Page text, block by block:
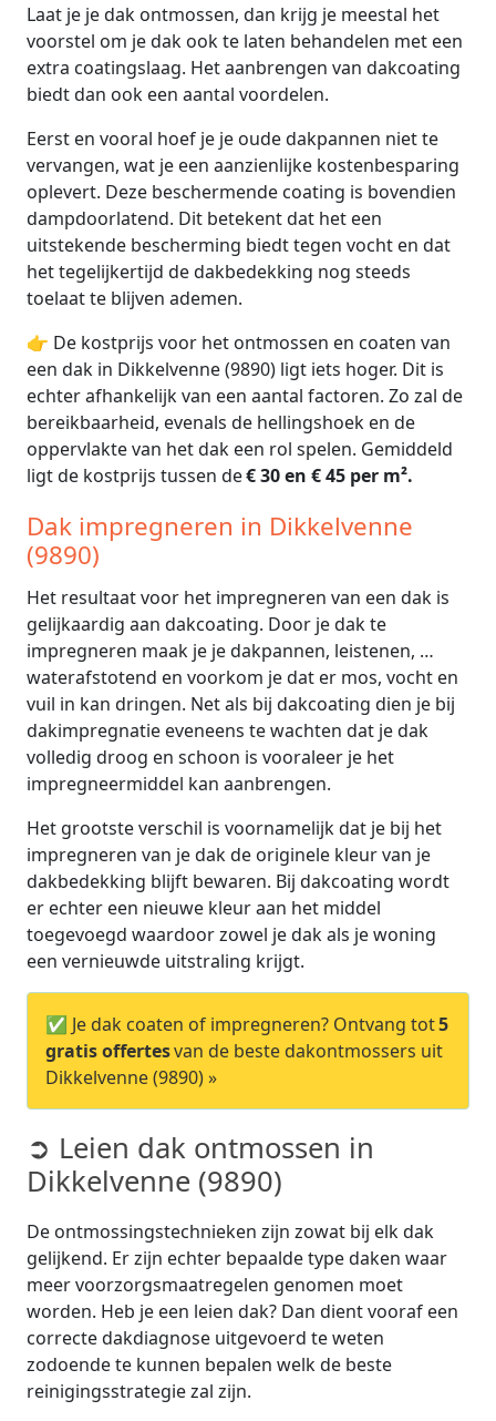
Laat je je dak ontmossen, dan krijg je meestal het
voorstel om je dak ook te laten behandelen met een
extra coatingslaag. Het aanbrengen van dakcoating
biedt dan ook een aantal voordelen.
Eerst en vooral hoef je je oude dakpannen niet te
vervangen, wat je een aanzienlijke kostenbesparing
oplevert. Deze beschermende coating is bovendien
dampdoorlatend. Dit betekent dat het een
uitstekende bescherming biedt tegen vocht en dat
het tegelijkertijd de dakbedekking nog steeds
toelaat te blijven ademen.
👉 De kostprijs voor het ontmossen en coaten van
een dak in Dikkelvenne (9890) ligt iets hoger. Dit is
echter afhankelijk van een aantal factoren. Zo zal de
bereikbaarheid, evenals de hellingshoek en de
oppervlakte van het dak een rol spelen. Gemiddeld
ligt de kostprijs tussen de€ 30 en € 45 per m².
Dak impregneren in Dikkelvenne
(9890)
Het resultaat voor het impregneren van een dak is
gelijkaardig aan dakcoating. Door je dak te
impregneren maak je je dakpannen, leistenen, …
waterafstotend en voorkom je dat er mos, vocht en
vuil in kan dringen. Net als bij dakcoating dien je bij
dakimpregnatie eveneens te wachten dat je dak
volledig droog en schoon is vooraleer je het
impregneermiddel kan aanbrengen.
Het grootste verschil is voornamelijk dat je bij het
impregneren van je dak de originele kleur van je
dakbedekking blijft bewaren. Bij dakcoating wordt
er echter een nieuwe kleur aan het middel
toegevoegd waardoor zowel je dak als je woning
een vernieuwde uitstraling krijgt.
✅ Je dak coaten of impregneren? Ontvang tot5
gratis offertesvan de beste dakontmossers uit
Dikkelvenne (9890) »
➲ Leien dak ontmossen in
Dikkelvenne (9890)
De ontmossingstechnieken zijn zowat bij elk dak
gelijkend. Er zijn echter bepaalde type daken waar
meer voorzorgsmaatregelen genomen moet
worden. Heb je een leien dak? Dan dient vooraf een
correcte dakdiagnose uitgevoerd te weten
zodoende te kunnen bepalen welk de beste
reinigingsstrategie zal zijn.